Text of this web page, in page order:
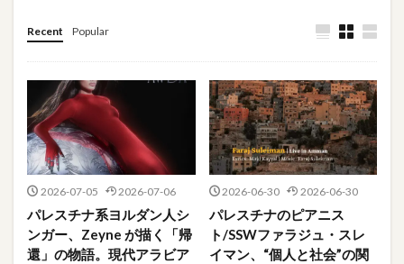
Recent Popular
2026-07-05 2026-07-06
パレスチナ系ヨルダン人シ
ンガー、Zeyne が描く「帰
還」の物語。現代アラビア
2026-06-30 2026-06-30
パレスチナのピアニス
ト/SSWファラジュ・スレ
イマン、“個人と社会”の関